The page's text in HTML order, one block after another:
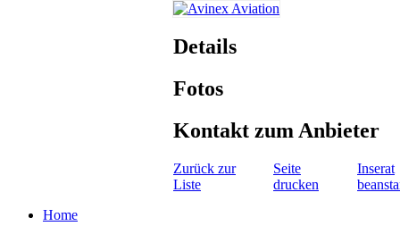
Details
Fotos
Kontakt zum Anbieter
Zurück zur
Liste
Seite
drucken
Inserat
Home